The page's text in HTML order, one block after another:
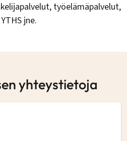
työelämäpalvelut,
jne.
yhteystietoja